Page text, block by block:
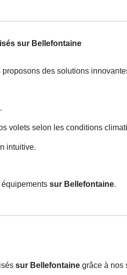
sur Bellefontaine
des solutions
volets selon les conditions
intuitive.
sur Bellefontaine.
sur Bellefontaine grâce à nos